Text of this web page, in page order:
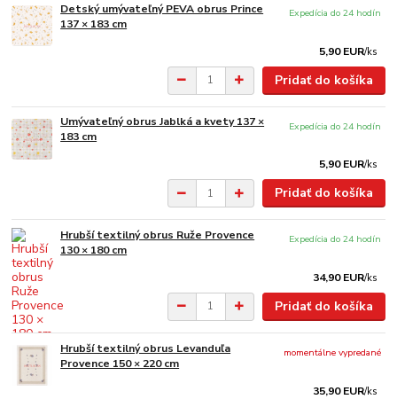
Detský umývateľný PEVA obrus Prince
137 × 183 cm
5,90 EUR/ks
Expedícia do 24 hodín
Pridať do košíka
Umývateľný obrus Jablká a kvety 137 ×
183 cm
5,90 EUR/ks
Expedícia do 24 hodín
Pridať do košíka
Hrubší textilný obrus Ruže Provence
130 × 180 cm
34,90 EUR/ks
Expedícia do 24 hodín
Pridať do košíka
Hrubší textilný obrus Levanduľa
Provence 150 × 220 cm
35,90 EUR/ks
momentálne vypredané